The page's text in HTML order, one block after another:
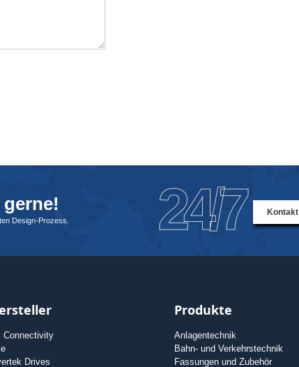
Design-Prozess. 24/7 Kontakt
Connectivity
Drives
Produkte
Anlagentechnik
Bahn- und Verkehrstechnik
Fassungen und Zubehör